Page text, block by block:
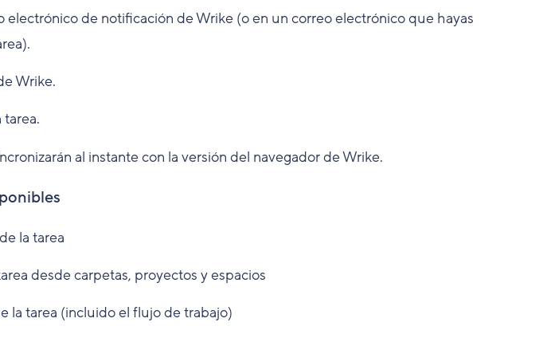
electrónico de notificación de Wrike (o en un correo electrónico que hayas
Wrike.
tarea.
al instante con la versión del navegador de Wrike.
la tarea
desde carpetas, proyectos y espacios
la tarea (incluido el flujo de trabajo)